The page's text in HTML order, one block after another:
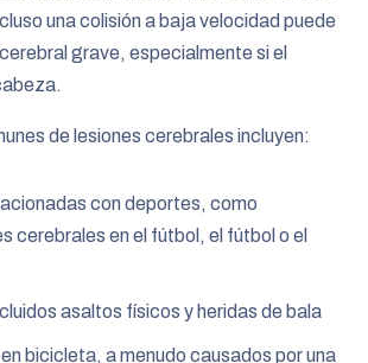
una colisión a baja velocidad puede
grave, especialmente si el
de lesiones cerebrales incluyen:
con deportes, como
cerebrales en el fútbol, el fútbol o el
asaltos físicos y heridas de bala
bicicleta, a menudo causados ​​por una